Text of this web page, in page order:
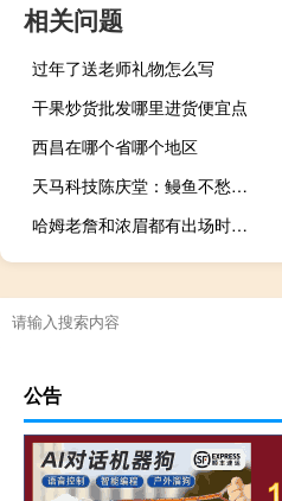
相关问题
过年了送老师礼物怎么写
干果炒货批发哪里进货便宜点
西昌在哪个省哪个地区
天马科技陈庆堂：鳗鱼不愁卖不受周期性的影响
哈姆老詹和浓眉都有出场时间限制 祖巴茨我要去参加鲍威尔的训练营学习如何造犯规
公告